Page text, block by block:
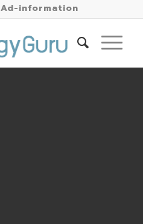
Ad-information